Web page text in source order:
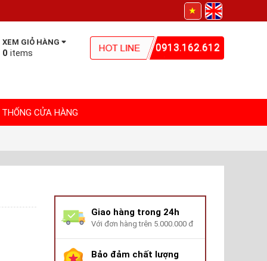
XEM GIỎ HÀNG
0 items
0913.162.612
THỐNG CỬA HÀNG
Giao hàng trong 24h
Với đơn hàng trên 5.000.000 đ
Bảo đảm chất lượng